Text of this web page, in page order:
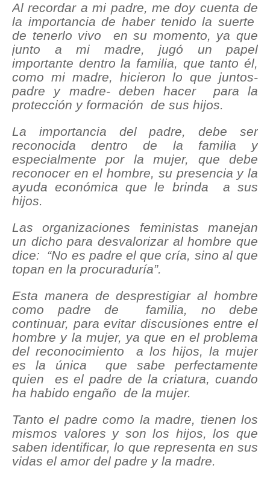
Al recordar a mi padre, me doy cuenta de
la importancia de haber tenido la suerte
de tenerlo vivo en su momento, ya que
junto a mi madre, jugó un papel
importante dentro la familia, que tanto él,
como mi madre, hicieron lo que juntos-
padre y madre- deben hacer para la
protección y formación de sus hijos.
La importancia del padre, debe ser
reconocida dentro de la familia y
especialmente por la mujer, que debe
reconocer en el hombre, su presencia y la
ayuda económica que le brinda a sus
hijos.
Las organizaciones feministas manejan
un dicho para desvalorizar al hombre que
dice: “No es padre el que cría, sino al que
topan en la procuraduría”.
Esta manera de desprestigiar al hombre
como padre de familia, no debe
continuar, para evitar discusiones entre el
hombre y la mujer, ya que en el problema
del reconocimiento a los hijos, la mujer
es la única que sabe perfectamente
quien es el padre de la criatura, cuando
ha habido engaño de la mujer.
Tanto el padre como la madre, tienen los
mismos valores y son los hijos, los que
saben identificar, lo que representa en sus
vidas el amor del padre y la madre.